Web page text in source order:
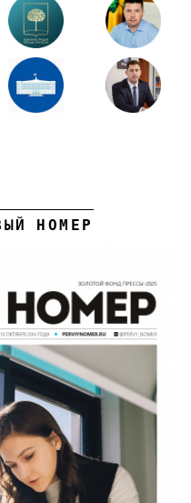
НОМЕР